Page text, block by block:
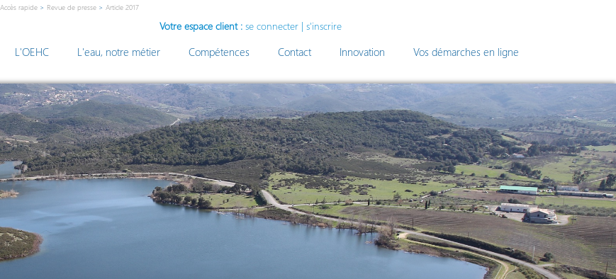
Accès rapide > Revue de presse > Article 2017
Votre espace client : se connecter | s'inscrire
L'OEHC L'eau, notre métier Compétences Contact Innovation Vos démarches en ligne